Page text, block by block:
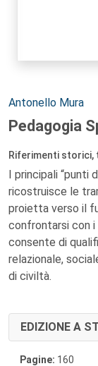
Autori:
Antonello Mura
Pedagogia
Riferimenti storici,
I principali “punti
ricostruisce le
proietta verso il
confrontarsi con i
consente di
relazionale,
di civiltà.
EDIZIONE A
Pagine: 160